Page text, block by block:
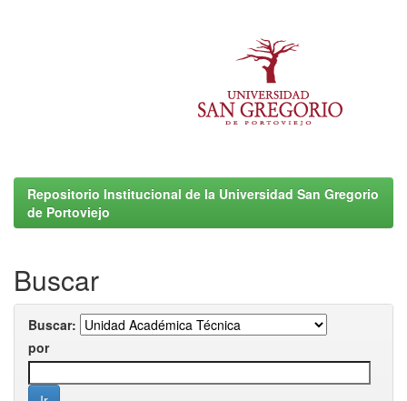
Repositorio Institucional de la Universidad San Gregorio
de Portoviejo
Buscar
Buscar:
por